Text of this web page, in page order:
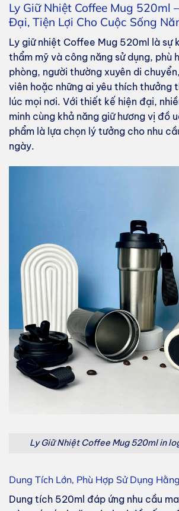
Ly Giữ Nhiệt Coffee Mug 520ml
Đại, Tiện Lợi Cho Cuộc Sống
Ly giữ nhiệt Coffee Mug 520ml là sự
thẩm mỹ và công năng sử dụng, phù
phòng, người thường xuyên di
viên hoặc những ai yêu thích thưởng
lúc mọi nơi. Với thiết kế hiện đại,
minh cùng khả năng giữ hương vị đồ
phẩm là lựa chọn lý tưởng cho nhu
ngày.
Ly Giữ Nhiệt Coffee Mug 520ml in
Dung Tích Lớn, Phù Hợp Sử Dụng
Dung tích 520ml đáp ứng nhu cầu